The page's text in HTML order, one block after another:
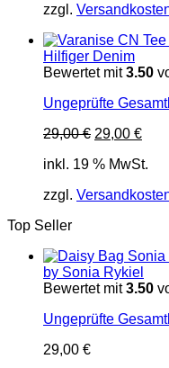
zzgl.
Hilfiger Denim
Bewertet mit3.50
Ungeprüfte
29,00€
war:
29,00 €
ist:
inkl. 19 % MwSt.
zzgl.
Top Seller
by Sonia Rykiel
Bewertet mit3.50
Ungeprüfte
29,00 €